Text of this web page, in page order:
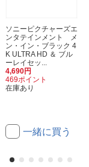
ソニーピクチャーズエ
ンタテインメント メ
ン・イン・ブラック 4
K ULTRA HD ＆ ブル
ーレイセッ...
4,690円
469ポイント
在庫あり
一緒に買う